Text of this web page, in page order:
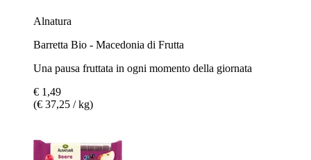
Alnatura
Barretta Bio - Macedonia di Frutta
Una pausa fruttata in ogni momento della giornata
€ 1,49
(€ 37,25 / kg)